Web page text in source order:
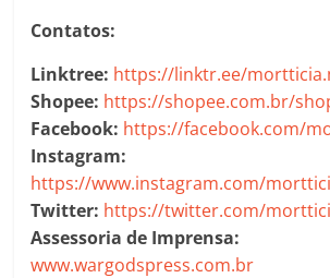
Contatos:
Linktree: https://linktr.ee/
Shopee: https://shopee.com.br/
Facebook: https://facebook.com/
Instagram:
https://www.instagram.com/
Twitter: https://twitter.com/
Assessoria de Imprensa:
www.wargodspress.com.br